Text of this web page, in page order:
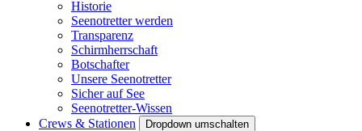
Historie
Seenotretter werden
Transparenz
Schirmherrschaft
Botschafter
Unsere Seenotretter
Sicher auf See
Seenotretter-Wissen
Crews & Stationen
Dropdown umschalten